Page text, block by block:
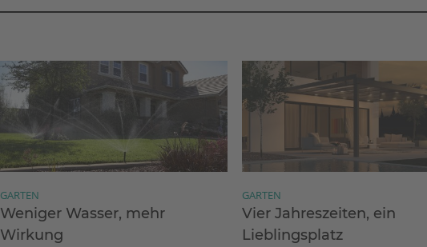
GARTEN
Weniger Wasser, mehr
Wirkung
GARTEN
Vier Jahreszeiten, ein
Lieblingsplatz